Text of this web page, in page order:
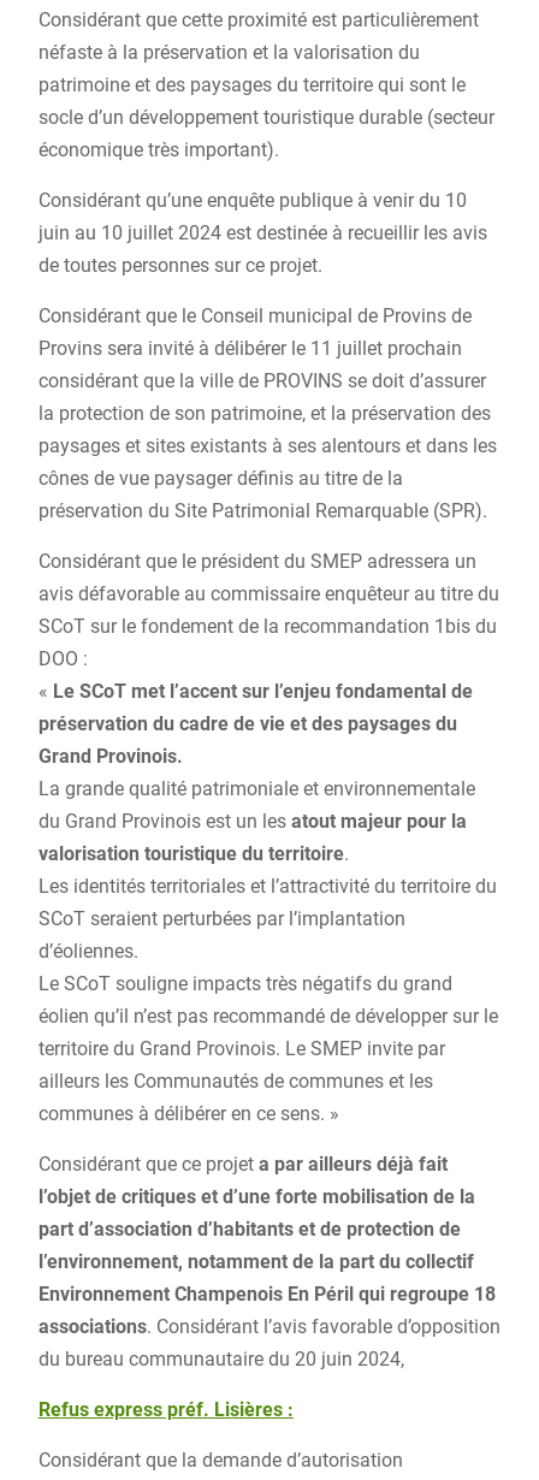
Considérant que cette proximité est particulièrement
néfaste à la préservation et la valorisation du
patrimoine et des paysages du territoire qui sont le
socle d’un développement touristique durable (secteur
économique très important).
Considérant qu’une enquête publique à venir du 10
juin au 10 juillet 2024 est destinée à recueillir les avis
de toutes personnes sur ce projet.
Considérant que le Conseil municipal de Provins de
Provins sera invité à délibérer le 11 juillet prochain
considérant que la ville de PROVINS se doit d’assurer
la protection de son patrimoine, et la préservation des
paysages et sites existants à ses alentours et dans les
cônes de vue paysager définis au titre de la
préservation du Site Patrimonial Remarquable (SPR).
Considérant que le président du SMEP adressera un
avis défavorable au commissaire enquêteur au titre du
SCoT sur le fondement de la recommandation 1bis du
DOO :
« Le SCoT met l’accent sur l’enjeu fondamental de
préservation du cadre de vie et des paysages du
Grand Provinois.
La grande qualité patrimoniale et environnementale
du Grand Provinois est un les atout majeur pour la
valorisation touristique du territoire.
Les identités territoriales et l’attractivité du territoire du
SCoT seraient perturbées par l’implantation
d’éoliennes.
Le SCoT souligne impacts très négatifs du grand
éolien qu’il n’est pas recommandé de développer sur le
territoire du Grand Provinois. Le SMEP invite par
ailleurs les Communautés de communes et les
communes à délibérer en ce sens. »
Considérant que ce projet a par ailleurs déjà fait
l’objet de critiques et d’une forte mobilisation de la
part d’association d’habitants et de protection de
l’environnement, notamment de la part du collectif
Environnement Champenois En Péril qui regroupe 18
associations. Considérant l’avis favorable d’opposition
du bureau communautaire du 20 juin 2024,
Refus express préf. Lisières :
Considérant que la demande d’autorisation